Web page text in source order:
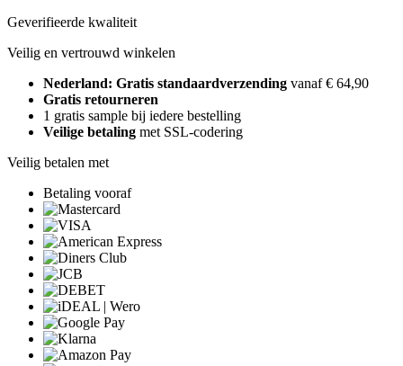
Geverifieerde kwaliteit
Veilig en vertrouwd winkelen
Nederland: Gratis standaardverzending vanaf € 64,90
Gratis retourneren
1 gratis sample bij iedere bestelling
Veilige betaling met SSL-codering
Veilig betalen met
Betaling vooraf